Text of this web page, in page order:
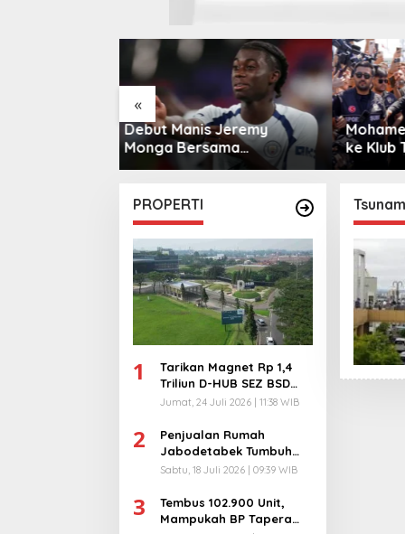
«
Mohamed Salah Berlabuh
ke Klub Turki
PROPERTI
1
Tarikan Magnet Rp 1,4
Triliun D-HUB SEZ BSD
City, Buka 1736
Jumat, 24 Juli 2026 | 11:38 WIB
2
Penjualan Rumah
Jabodetabek Tumbuh
94%! Developer
Ekstra
Sabtu, 18 Juli 2026 | 09:39 WIB
3
Tembus 102.900 Unit,
Mampukah BP Tapera